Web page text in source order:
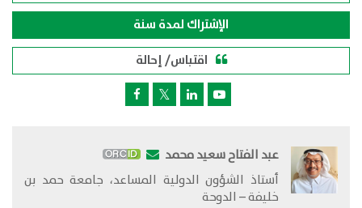
الإشتراك لمدة سنة
اقتباس/ إحالة
عبد الفتاح سعيد محمد
أستاذ الشؤون الدولية المساعد، جامعة حمد بن
خليفة – الدوحة